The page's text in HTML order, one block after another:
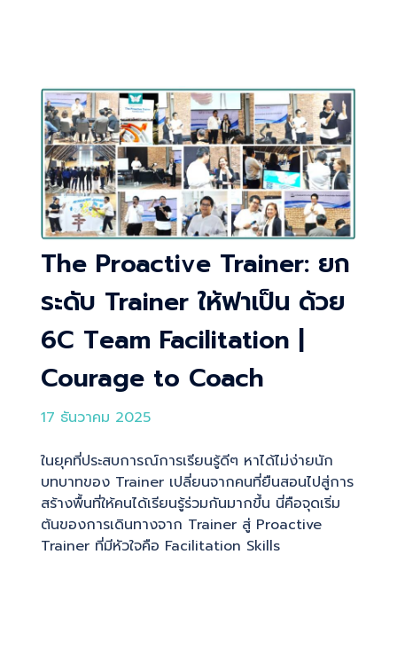
The Proactive Trainer: ยก
ระดับ Trainer ให้ฟาเป็น ด้วย
6C Team Facilitation |
Courage to Coach
17 ธันวาคม 2025
ในยุคที่ประสบการณ์การเรียนรู้ดีๆ หาได้ไม่ง่ายนัก
บทบาทของ Trainer เปลี่ยนจากคนที่ยืนสอนไปสู่การ
สร้างพื้นที่ให้คนได้เรียนรู้ร่วมกันมากขึ้น นี่คือจุดเริ่ม
ต้นของการเดินทางจาก Trainer สู่ Proactive
Trainer ที่มีหัวใจคือ Facilitation Skills